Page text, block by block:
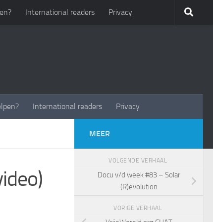
International readers Privacy
International readers Privacy
MEER
VOLGENDE VERHAAL
Docu v/d week #83 – Solar
(R)evolution
VORIGE VERHAAL